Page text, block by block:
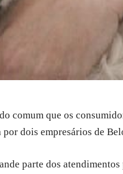
comum que os
por dois empresários de
parte dos